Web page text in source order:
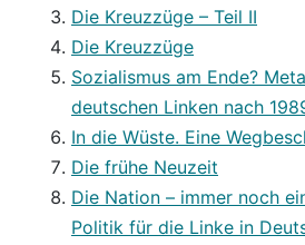
Die Kreuzzüge – Teil II
Die Kreuzzüge
Sozialismus am Ende?
deutschen Linken nach
In die Wüste. Eine
Die frühe Neuzeit
Die Nation – immer noch
Politik für die Linke in